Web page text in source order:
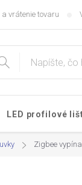
vrátenie tovaru
LED profilové
Zigbee